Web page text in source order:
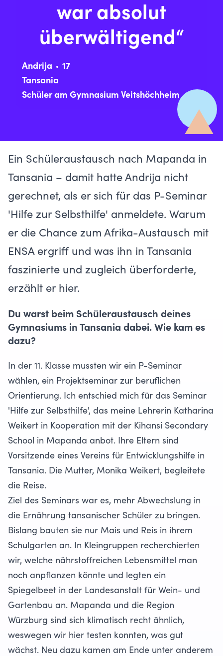
war absolut
überwältigend“
Andrija
17
Tansania
Schüler am Gymnasium Veitshöchheim
Ein Schüleraustausch nach Mapanda in
Tansania – damit hatte Andrija nicht
gerechnet, als er sich für das P-Seminar
'Hilfe zur Selbsthilfe' anmeldete. Warum
er die Chance zum Afrika-Austausch mit
ENSAergriff und was ihn in Tansania
faszinierte und zugleich überforderte,
erzählt er hier.
Du warst beim Schüleraustausch deines
Gymnasiums in Tansania dabei. Wie kam es
dazu?
In der 11. Klasse mussten wir ein P-Seminar
wählen, ein Projektseminar zur beruflichen
Orientierung. Ich entschied mich für das Seminar
'Hilfe zur Selbsthilfe', das meine Lehrerin Katharina
Weikert in Kooperation mit der Kihansi Secondary
School in Mapanda anbot. Ihre Eltern sind
Vorsitzende eines Vereins für Entwicklungshilfe in
Tansania. Die Mutter, Monika Weikert, begleitete
die Reise.
Ziel des Seminars war es, mehr Abwechslung in
die Ernährung tansanischer Schüler zu bringen.
Bislang bauten sie nur Mais und Reis in ihrem
Schulgarten an. In Kleingruppen recherchierten
wir, welche nährstoffreichen Lebensmittel man
noch anpflanzen könnte und legten ein
Spiegelbeet in der Landesanstalt für Wein- und
Gartenbau an. Mapanda und die Region
Würzburg sind sich klimatisch recht ähnlich,
weswegen wir hier testen konnten, was gut
wächst. Neu dazu kamen am Ende unter anderem